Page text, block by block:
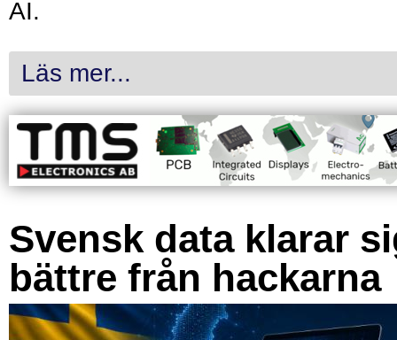
AI.
Läs mer...
Svensk data klarar
bättre från hackarna